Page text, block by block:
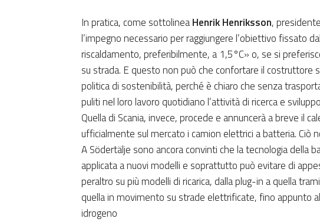
In pratica, come sottolineaHenrik Henriksson,
l’impegno necessario per raggiungere l’obiettivo fissato
riscaldamento, preferibilmente, a 1,5°C» o, se si
su strada. E questo non può che confortare il costruttore
politica di sostenibilità, perché è chiaro che senza
puliti nel loro lavoro quotidiano l’attività di ricerca e
Quella di Scania, invece, procede e annuncerà a breve il
ufficialmente sul mercato i camion elettrici a batteria. Ciò
A Södertälje sono ancora convinti che la tecnologia della
applicata a nuovi modelli e soprattutto può evitare di
peraltro su più modelli di ricarica, dalla plug-in a quella
quella in movimento su strade elettrificate, fino appunto
idrogeno